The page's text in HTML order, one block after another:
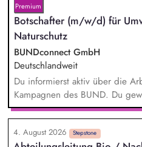
Premium
Botschafter (m/w/d) für
Naturschutz
BUNDconnect GmbH
Deutschlandweit
Du informierst aktiv über die
Kampagnen des BUND. Du
stärkst damit langfristig den
beantwortest Fragen zu
bestem Wissen und Gewissen.
4. August 2026 Stepstone